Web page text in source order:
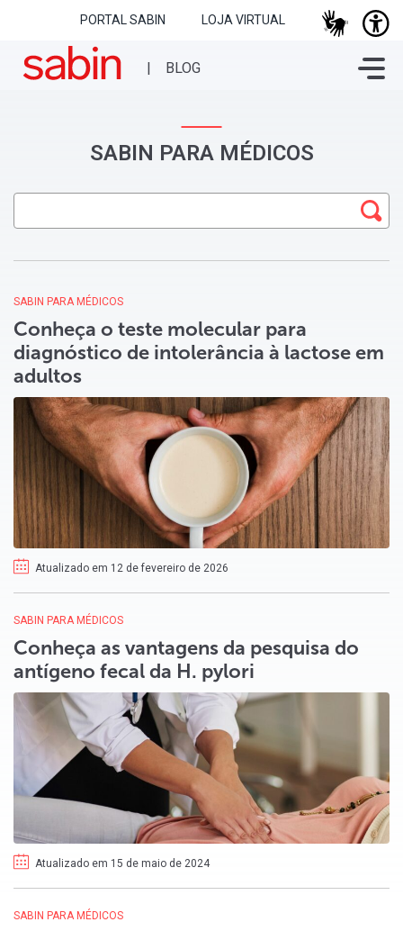
PORTAL SABIN LOJA VIRTUAL
SABIN PARA MÉDICOS
SABIN PARA MÉDICOS
Conheça o teste molecular para
diagnóstico de intolerância à lactose em
adultos
Atualizado em 12 de fevereiro de 2026
SABIN PARA MÉDICOS
Conheça as vantagens da pesquisa do
antígeno fecal da H. pylori
Atualizado em 15 de maio de 2024
SABIN PARA MÉDICOS